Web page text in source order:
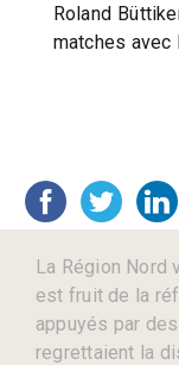
Roland
matches avec
La Région Nord
est fruit de la
appuyés par
regrettaient la